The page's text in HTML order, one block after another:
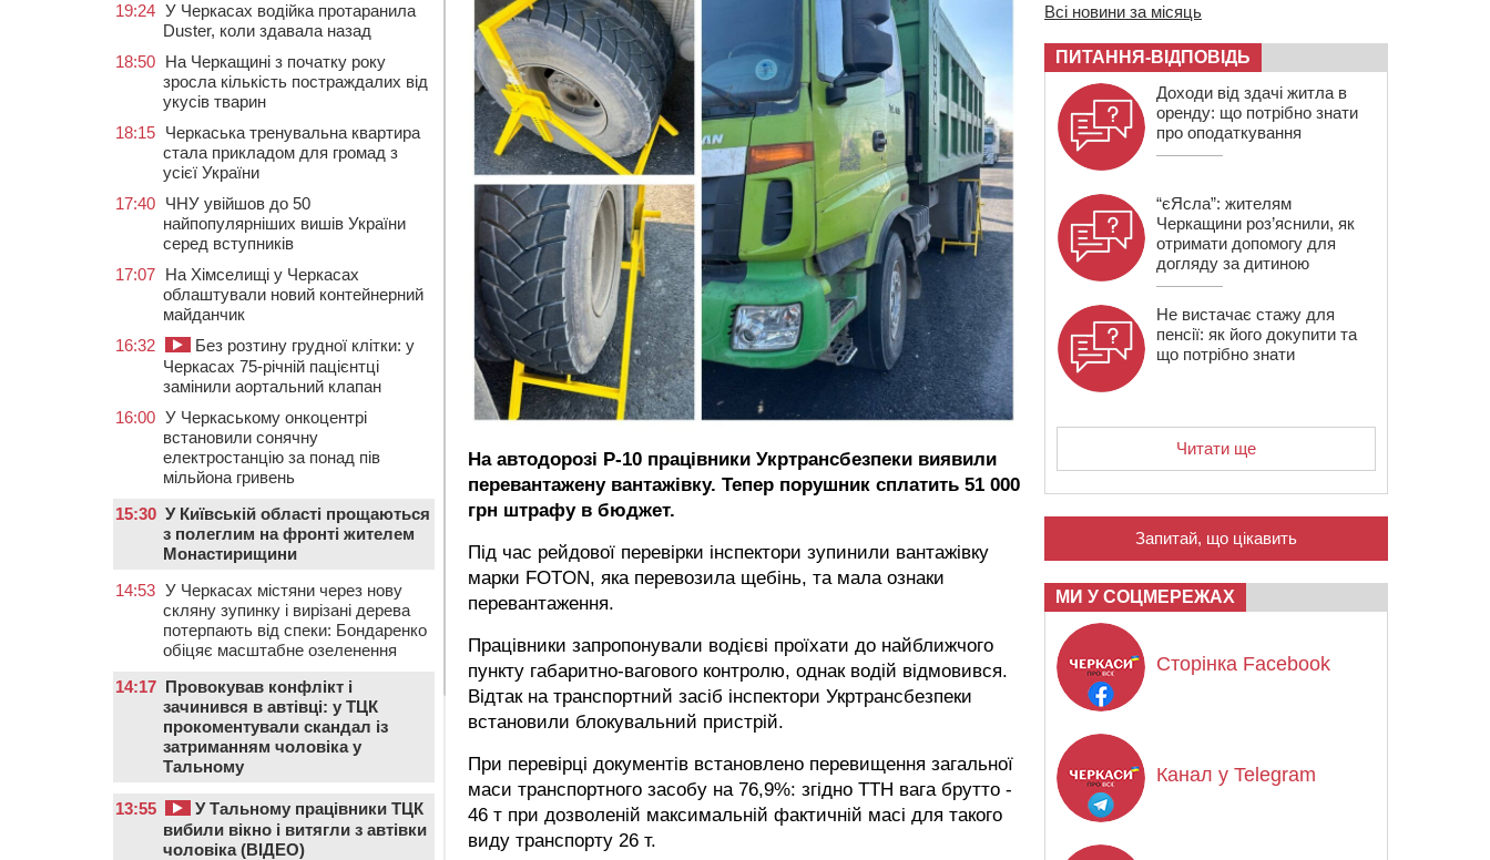
На автодорозі Р-10 працівники Укртрансбезпеки виявили
перевантажену вантажівку. Тепер порушник сплатить 51 000
грн штрафу в бюджет.
Під час рейдової перевірки інспектори зупинили вантажівку
марки FOTON, яка перевозила щебінь, та мала ознаки
перевантаження.
Працівники запропонували водієві проїхати до найближчого
пункту габаритно-вагового контролю, однак водій відмовився.
Відтак на транспортний засіб інспектори Укртрансбезпеки
встановили блокувальний пристрій.
При перевірці документів встановлено перевищення загальної
маси транспортного засобу на 76,9%: згідно ТТН вага брутто -
46 т при дозволеній максимальній фактичній масі для такого
виду транспорту 26 т.
19:24 У Черкасах водійка протаранила
Duster, коли здавала назад
18:50 На Черкащині з початку року
зросла кількість постраждалих від
укусів тварин
18:15 Черкаська тренувальна квартира
стала прикладом для громад з
усієї України
17:40 ЧНУ увійшов до 50
найпопулярніших вишів України
серед вступників
17:07 На Хімселищі у Черкасах
облаштували новий контейнерний
майданчик
16:32
Без розтину грудної клітки: у
Черкасах 75-річній пацієнтці
замінили аортальний клапан
16:00 У Черкаському онкоцентрі
встановили сонячну
електростанцію за понад пів
мільйона гривень
15:30 У Київській області прощаються
з полеглим на фронті жителем
Монастирищини
14:53 У Черкасах містяни через нову
скляну зупинку і вирізані дерева
потерпають від спеки: Бондаренко
обіцяє масштабне озеленення
14:17 Провокував конфлікт і
зачинився в автівці: у ТЦК
прокоментували скандал із
затриманням чоловіка у
Тальному
13:55
У Тальному працівники ТЦК
вибили вікно і витягли з автівки
чоловіка (ВІДЕО)
Всі новини за місяць
ПИТАННЯ-ВІДПОВІДЬ
Доходи від здачі житла в
оренду: що потрібно знати
про оподаткування
“єЯсла”: жителям
Черкащини роз’яснили, як
отримати допомогу для
догляду за дитиною
Не вистачає стажу для
пенсії: як його докупити та
що потрібно знати
Читати ще
Запитай, що цікавить
МИ У СОЦМЕРЕЖАХ
Сторінка Facebook
Канал у Telegram